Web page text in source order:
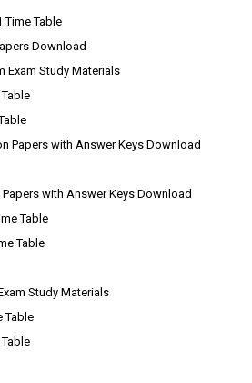
Time Table
Download
Exam Study Materials
Papers with Answer Keys Download
with Answer Keys Download
Table
Table
Study Materials
Table